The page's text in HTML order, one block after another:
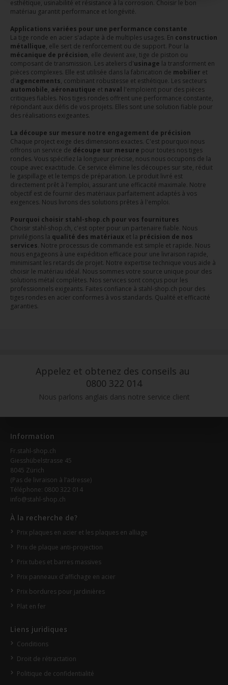
esthétique, usinabilité et résistance à la corrosion. Choisir le bon
matériau garantit performance et longévité.
Applications variées pour une performance constante
La tige ronde en acier s'adapte à de multiples usages. En construction
métallique, elle sert de renforcement ou de support. Pour la
mécanique de précision, elle devient axe, tige de piston ou
composant de transmission. Les ateliers d'usinage la transforment en
pièces complexes. Elle est utilisée dans la fabrication de mobilier et
d'agencements, combinant robustesse et esthétique. Les secteurs
automobile, aéronautique et naval l'emploient pour des pièces
critiques fiables. Nos tiges rondes offrent une performance constante,
répondant aux défis de vos projets. Elles sont une solution fiable pour
des réalisations exigeantes.
La découpe sur mesure notre engagement de précision
Chaque project exige des dimensions exactes. C'est pourquoi nous
offrons un service de découpe sur mesure pour toutes nos tiges
rondes. Vous spécifiez la longueur précise, nous nous occupons de la
coupe avec exactitude. Ce service élimine les découpes sur site, réduit
le gaspillage et le temps de préparation. Le produit livré est
directement prêt à l'emploi, assurant une efficacité maximale. Notre
objectif est de fournir des matériaux parfaitement adaptés à vos
exigences. Nous livrons des solutions prêtes à l'emploi.
Pourquoi choisir stahl-shop.ch pour vos fournitures
Choisir stahl-shop.ch, c'est opter pour un partenaire fiable. Nous
privilégions la qualité des matériaux et la précision de nos
services. Notre processus de commande est simple et rapide. Nous
nous engageons à une expédition efficace pour une livraison rapide,
minimisant les retards de projet. Notre expertise technique vous aide à
choisir le matériau idéal. Nous sommes votre source unique pour des
solutions métal complètes. Nos services sont conçus pour les
professionnels exigeants. Faites confiance à stahl-shop.ch pour des
tiges rondes en acier conformes à vos standards. Qualité et efficacité
garanties.
Appelez et obtenez des conseils au
0800 322 014
Nous parlons anglais dans notre service client
Information
Fr.stahl-shop.ch
Giesshübelstrasse 45
8045 Zürich
(Pas de livraison à l’adresse)
Téléphone: 0800 322 014
info@stahl-shop.ch
À la recherche de?
Prix plaques en acier et les plaques en alliage
Prix de plaque anti-projection
Prix tubes et barres massives
Prix panneaux d'affichage en acier
Prix bordures pour jardinières
Plat en fer
Liens juridiques
Conditions
Droit de rétractation
Politique de confidentialité